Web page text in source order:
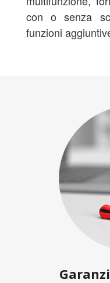
con o senza
funzioni